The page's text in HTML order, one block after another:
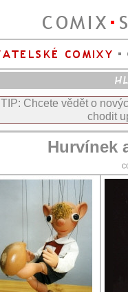
TIP: Chcete vědět o
chodit
Hurvínek